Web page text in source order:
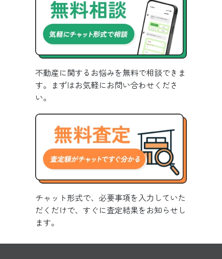
不動産に関するお悩みを無料で相談できま
す。まずはお気軽にお問い合わせくださ
い。
チャット形式で、必要事項を入力していた
だくだけで、すぐに査定結果をお知らせし
ます。